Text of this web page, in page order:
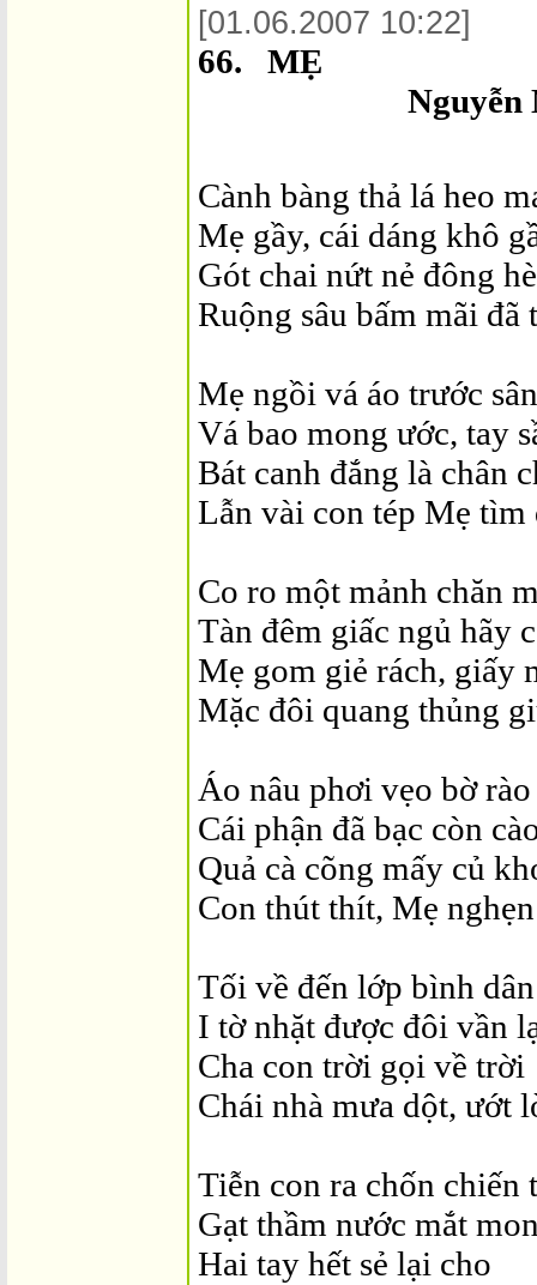
[01.06.2007 10:22]
66. MẸ
Nguyễn
Cành bàng thả lá heo
Mẹ gầy, cái dáng khô
Gót chai nứt nẻ đông hè
Ruộng sâu bấm mãi đã
Mẹ ngồi vá áo trước sân
Vá bao mong ước, tay
Bát canh đắng là chân
Lẫn vài con tép Mẹ tìm
Co ro một mảnh chăn
Tàn đêm giấc ngủ hãy
Mẹ gom giẻ rách, giấy
Mặc đôi quang thủng
Áo nâu phơi vẹo bờ rào
Cái phận đã bạc còn
Quả cà cõng mấy củ
Con thút thít, Mẹ
Tối về đến lớp bình dân
I tờ nhặt được đôi vần
Cha con trời gọi về trời
Chái nhà mưa dột, ướt
Tiễn con ra chốn chiến
Gạt thầm nước mắt
Hai tay hết sẻ lại cho